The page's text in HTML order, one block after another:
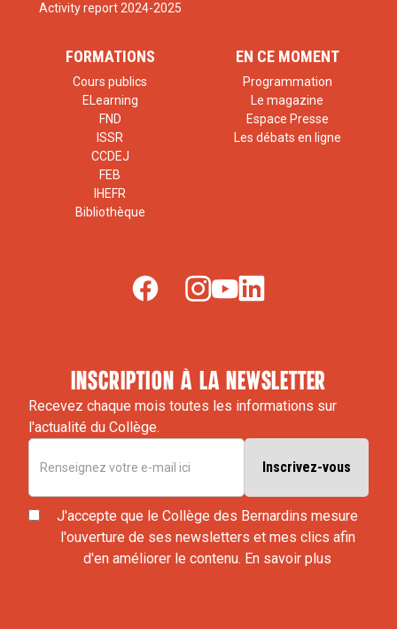
Activity report 2024-2025
FORMATIONS
Cours publics
ELearning
FND
ISSR
CCDEJ
FEB
IHEFR
Bibliothèque
EN CE MOMENT
Programmation
Le magazine
Espace Presse
Les débats en ligne
inscription à la newsletter
Recevez chaque mois toutes les informations sur
l'actualité du Collège.
J'accepte que le Collège des Bernardins mesure
l'ouverture de ses newsletters et mes clics afin
d'en améliorer le contenu. En savoir plus